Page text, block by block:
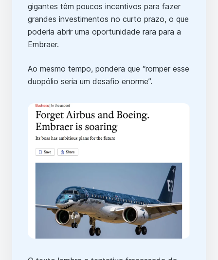
gigantes têm poucos incentivos para fazer
grandes investimentos no curto prazo, o que
poderia abrir uma oportunidade rara para a
Embraer.
Ao mesmo tempo, pondera que “romper esse
duopólio seria um desafio enorme”.